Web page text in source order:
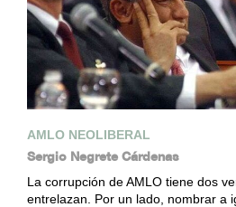
AMLO NEOLIBERAL
Sergio Negrete Cárdenas
La corrupción de AMLO tiene dos
entrelazan. Por un lado, nombrar a